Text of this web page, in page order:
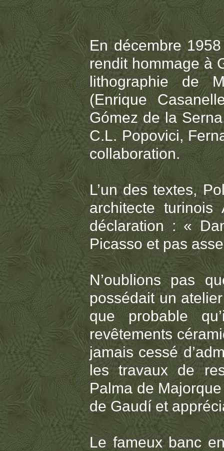
En décembre
rendit hommage à
lithographie de
(Enrique
Gómez de la
C.L. Popovici,
collaboration.
L’un des textes,
architecte
déclaration : «
Picasso et pas
N’oublions pas
possédait un
que probable
revêtements
jamais cessé
les travaux de
Palma de
de Gaudí et
Le fameux banc